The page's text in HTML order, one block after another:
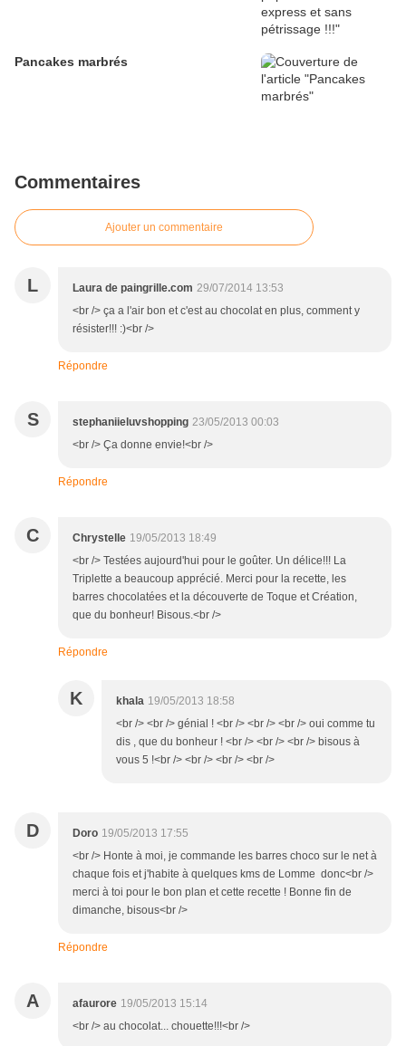
Pancakes marbrés
Commentaires
Ajouter un commentaire
L Laura de paingrille.com 29/07/2014 13:53
<br /> ça a l'air bon et c'est au chocolat en plus, comment y
résister!!! :)<br />
Répondre
S stephaniieluvshopping 23/05/2013 00:03
<br /> Ça donne envie!<br />
Répondre
C Chrystelle 19/05/2013 18:49
<br /> Testées aujourd'hui pour le goûter. Un délice!!! La
Triplette a beaucoup apprécié. Merci pour la recette, les
barres chocolatées et la découverte de Toque et Création,
que du bonheur! Bisous.<br />
Répondre
K khala 19/05/2013 18:58
<br /> <br /> génial ! <br /> <br /> <br /> oui comme tu
dis , que du bonheur ! <br /> <br /> <br /> bisous à
vous 5 !<br /> <br /> <br /> <br />
D Doro 19/05/2013 17:55
<br /> Honte à moi, je commande les barres choco sur le net à
chaque fois et j'habite à quelques kms de Lomme donc<br />
merci à toi pour le bon plan et cette recette ! Bonne fin de
dimanche, bisous<br />
Répondre
A afaurore 19/05/2013 15:14
<br /> au chocolat... chouette!!!<br />